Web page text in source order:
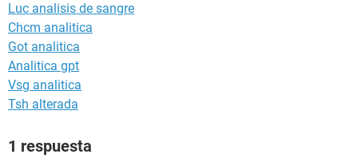
Luc analisis de sangre
Chcm analitica
Got analitica
Analitica gpt
Vsg analitica
Tsh alterada
1 respuesta